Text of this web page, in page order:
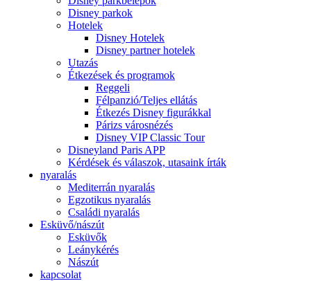
Disney parkok
Hotelek
Disney Hotelek
Disney partner hotelek
Utazás
Étkezések és programok
Reggeli
Félpanzió/Teljes ellátás
Étkezés Disney figurákkal
Párizs városnézés
Disney VIP Classic Tour
Disneyland Paris APP
Kérdések és válaszok, utasaink írták
nyaralás
Mediterrán nyaralás
Egzotikus nyaralás
Családi nyaralás
Esküvő/nászút
Esküvők
Leánykérés
Nászút
kapcsolat